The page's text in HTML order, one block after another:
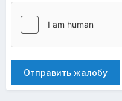
Отправить жалобу